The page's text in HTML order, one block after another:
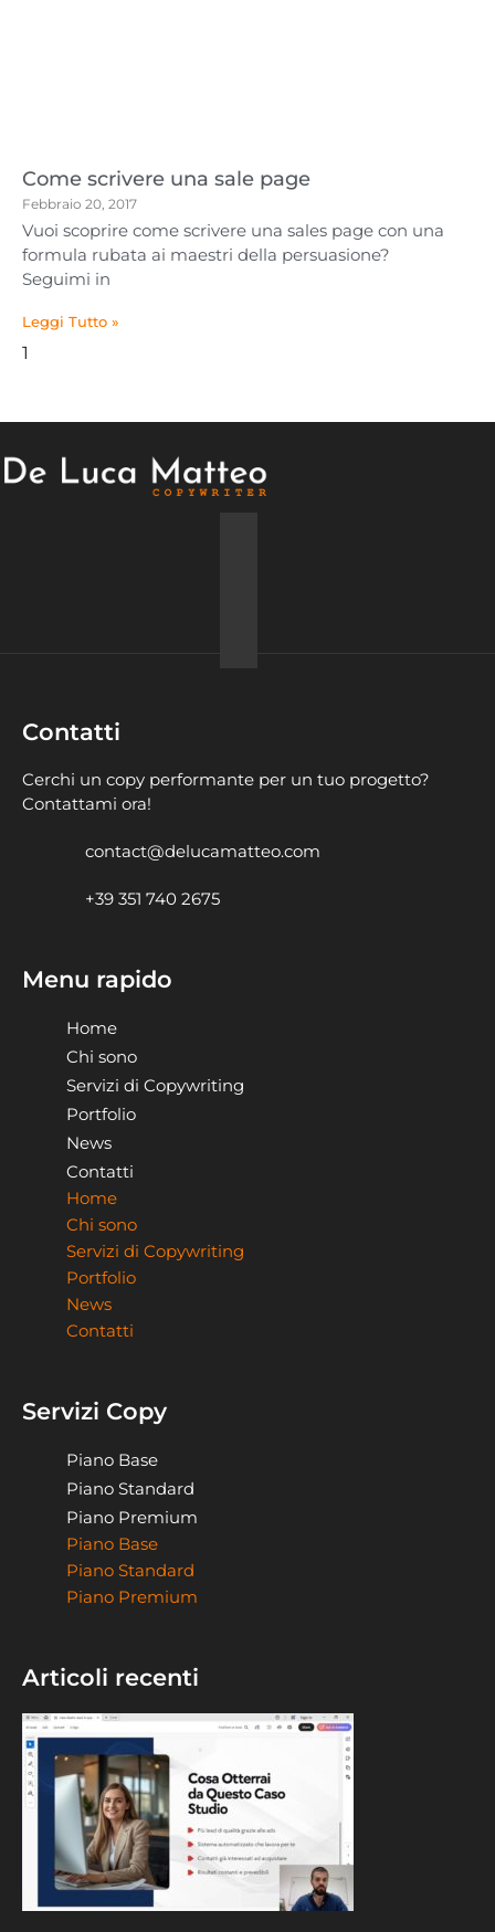
Come scrivere una sale page
Febbraio 20, 2017
Vuoi scoprire come scrivere una sales page con una
formula rubata ai maestri della persuasione?
Seguimi in
Leggi Tutto »
Contatti
Cerchi un copy performante per un tuo progetto?
Contattami ora!
contact@delucamatteo.com
+39 351 740 2675
Menu rapido
Home
Chi sono
Servizi di Copywriting
Portfolio
News
Contatti
Home
Chi sono
Servizi di Copywriting
Portfolio
News
Contatti
Servizi Copy
Piano Base
Piano Standard
Piano Premium
Piano Base
Piano Standard
Piano Premium
Articoli recenti